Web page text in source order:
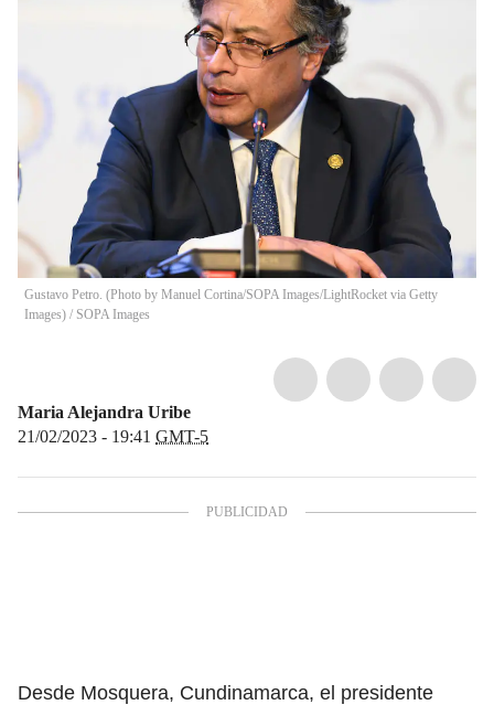
Gustavo Petro. (Photo by Manuel Cortina/SOPA Images/LightRocket via Getty
Images) / SOPA Images
Maria Alejandra Uribe
21/02/2023 - 19:41 GMT-5
Desde Mosquera, Cundinamarca, el presidente